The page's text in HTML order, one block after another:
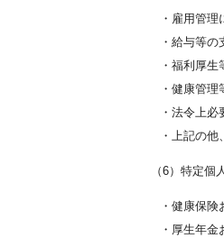
・雇用管
・給与等
・福利厚
・健康管
・法令上
・上記の
（6）特定個
・健康保
・厚生年